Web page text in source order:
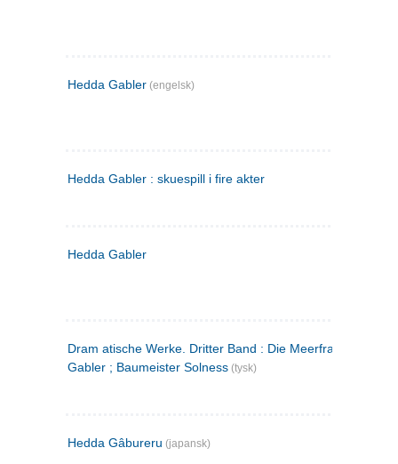
Hedda Gabler (engelsk)
Hedda Gabler : skuespill i fire akter
Hedda Gabler
Dram atische Werke. Dritter Band : Die Meerfrau ; Hedda
Gabler ; Baumeister Solness (tysk)
Hedda Gâbureru (japansk)